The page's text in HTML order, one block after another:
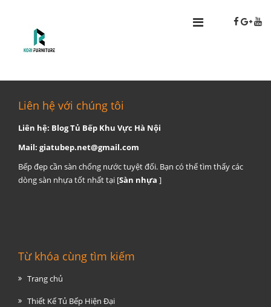
Liên hệ với chúng tôi
Liên hệ: Blog Tủ Bếp Khu Vực Hà Nội
Mail: giatubep.net@gmail.com
Bếp đẹp cần sàn chống nước tuyệt đối. Bạn có thể tìm thấy các
dòng sàn nhựa tốt nhất tại [Sàn nhựa ]
Từ khóa cùng tìm kiếm
Trang chủ
Thiết Kế Tủ Bếp Hiện Đại